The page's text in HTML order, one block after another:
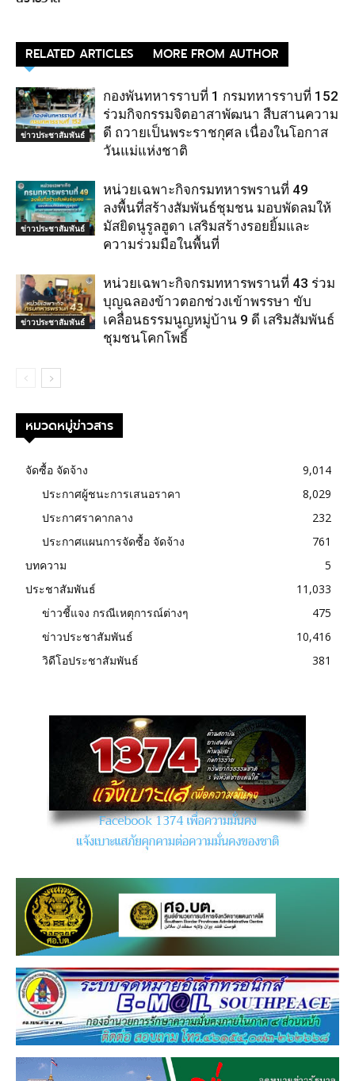
RELATED ARTICLES MORE FROM AUTHOR
ข่าวประชาสัมพันธ์
กองพันทหารราบที่ 1 กรมทหารราบที่ 152
ร่วมกิจกรรมจิตอาสาพัฒนา สืบสานความ
ดี ถวายเป็นพระราชกุศล เนื่องในโอกาส
วันแม่แห่งชาติ
ข่าวประชาสัมพันธ์
หน่วยเฉพาะกิจกรมทหารพรานที่ 49
ลงพื้นที่สร้างสัมพันธ์ชุมชน มอบพัดลมให้
มัสยิดนูรูลฮูดา เสริมสร้างรอยยิ้มและ
ความร่วมมือในพื้นที่
ข่าวประชาสัมพันธ์
หน่วยเฉพาะกิจกรมทหารพรานที่ 43 ร่วม
บุญฉลองข้าวตอกช่วงเข้าพรรษา ขับ
เคลื่อนธรรมนูญหมู่บ้าน 9 ดี เสริมสัมพันธ์
ชุมชนโคกโพธิ์
หมวดหมู่ข่าวสาร
จัดซื้อ จัดจ้าง
9,014
ประกาศผู้ชนะการเสนอราคา
8,029
ประกาศราคากลาง
232
ประกาศแผนการจัดซื้อ จัดจ้าง
761
บทความ
5
ประชาสัมพันธ์
11,033
ข่าวชี้แจง กรณีเหตุการณ์ต่างๆ
475
ข่าวประชาสัมพันธ์
10,416
วิดีโอประชาสัมพันธ์
381